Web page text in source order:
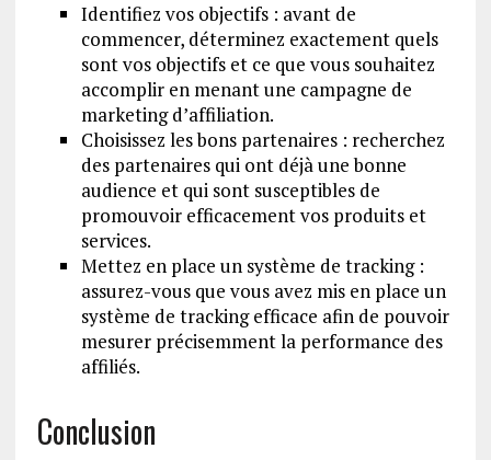
Identifiez vos objectifs : avant de
commencer, déterminez exactement quels
sont vos objectifs et ce que vous souhaitez
accomplir en menant une campagne de
marketing d’affiliation.
Choisissez les bons partenaires : recherchez
des partenaires qui ont déjà une bonne
audience et qui sont susceptibles de
promouvoir efficacement vos produits et
services.
Mettez en place un système de tracking :
assurez-vous que vous avez mis en place un
système de tracking efficace afin de pouvoir
mesurer précisemment la performance des
affiliés.
Conclusion